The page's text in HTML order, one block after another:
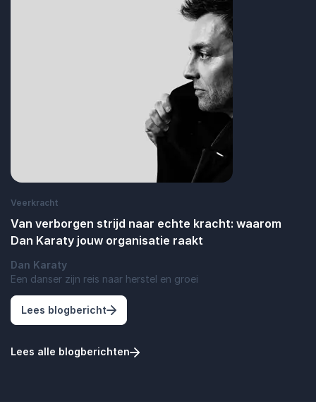
Veerkracht
Van verborgen strijd naar echte kracht: waarom
Dan Karaty jouw organisatie raakt
Dan Karaty
Een danser zijn reis naar herstel en groei
Lees blogbericht: Van verborgen strijd naar echte
Lees alle blogberichten